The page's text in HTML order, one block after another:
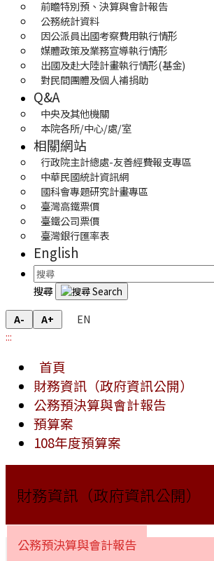
前瞻特別預、決算與會計報告
公務統計資料
因公派員出國考察費用執行情形
媒體政策及業務宣導執行情形
出國及赴大陸計畫執行情形(基金)
對民間團體及個人補捐助
Q&A
中央及其他機關
本院各所/中心/處/室
相關網站
行政院主計總處-友善經費報支專區
中華民國統計資訊網
國科會專題研究計畫專區
臺灣高鐵票價
臺鐵公司票價
臺灣銀行匯率表
English
搜尋
A- A+
EN
:::
首頁
財務資訊（政府資訊公開）
公務預決算與會計報告
預算案
108年度預算案
財務資訊（政府資訊公開）
公務預決算與會計報告